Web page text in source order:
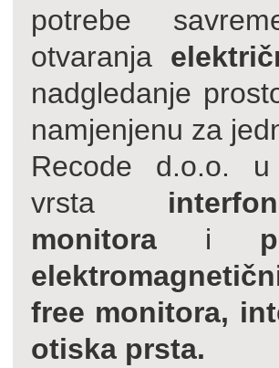
potrebe
otvaranja
nadgledanje
namjenjenu za
Recode d.o.o.
vrsta
monitorai
free monitora,
otiska prsta.